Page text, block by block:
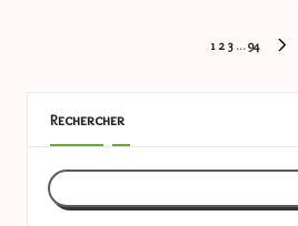
publications
1 2 3 … 94
Rechercher